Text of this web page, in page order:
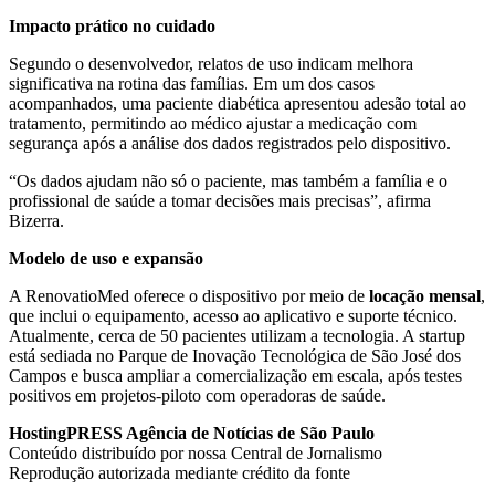
Impacto prático no cuidado
Segundo o desenvolvedor, relatos de uso indicam melhora
significativa na rotina das famílias. Em um dos casos
acompanhados, uma paciente diabética apresentou adesão total ao
tratamento, permitindo ao médico ajustar a medicação com
segurança após a análise dos dados registrados pelo dispositivo.
“Os dados ajudam não só o paciente, mas também a família e o
profissional de saúde a tomar decisões mais precisas”, afirma
Bizerra.
Modelo de uso e expansão
A RenovatioMed oferece o dispositivo por meio de locação mensal,
que inclui o equipamento, acesso ao aplicativo e suporte técnico.
Atualmente, cerca de 50 pacientes utilizam a tecnologia. A startup
está sediada no Parque de Inovação Tecnológica de São José dos
Campos e busca ampliar a comercialização em escala, após testes
positivos em projetos-piloto com operadoras de saúde.
HostingPRESS Agência de Notícias de São Paulo
Conteúdo distribuído por nossa Central de Jornalismo
Reprodução autorizada mediante crédito da fonte